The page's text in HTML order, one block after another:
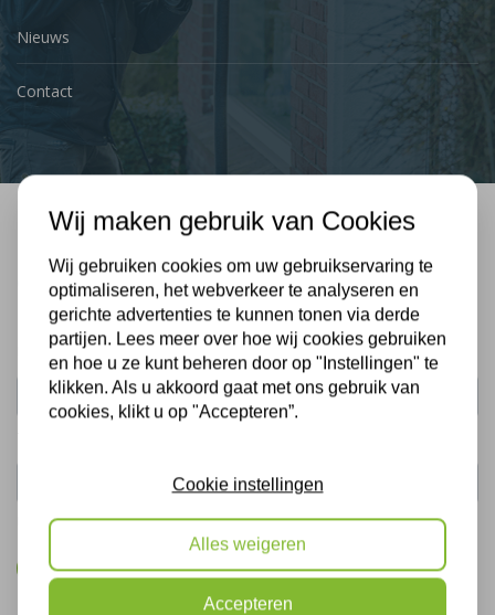
Nieuws
Contact
Bel mij terug
Gratis, vrijblijvend advies
Uw naam:
De gegevens die u hier verstrekt vallen onder onsprivacy statement.
Bel mij terug
Wij maken gebruik van Cookies
Wij gebruiken cookies om uw gebruikservaring te
optimaliseren, het webverkeer te analyseren en
gerichte advertenties te kunnen tonen via derde
partijen. Lees meer over hoe wij cookies gebruiken
en hoe u ze kunt beheren door op "Instellingen" te
klikken. Als u akkoord gaat met ons gebruik van
cookies, klikt u op "Accepteren”.
Cookie instellingen
Alles weigeren
Accepteren